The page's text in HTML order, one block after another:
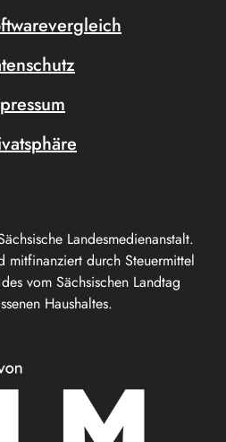
Landesmedienanstalt.
mitfinanziert durch Steuermittel
vom Sächsischen Landtag
Haushaltes.